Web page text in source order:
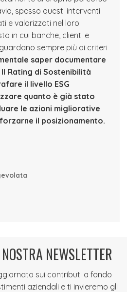
spesso questi interventi
e valorizzati nel loro
in cui banche, clienti e
sempre più ai criteri
saper documentare
Il Rating di Sostenibilità
il livello ESG
quanto è già stato
le azioni migliorative
il posizionamento.
NEWSLETTER
sui contributi a fondo
aziendali e ti invieremo gli